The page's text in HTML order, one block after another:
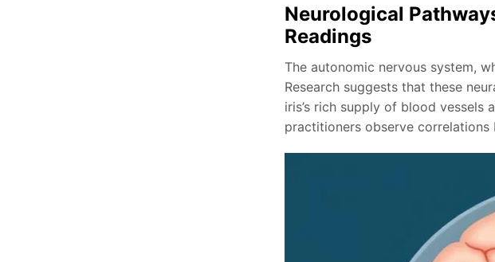
Neurological
Readings
The autonomic nervous system,
Research suggests that these
iris’s rich supply of blood
practitioners observe